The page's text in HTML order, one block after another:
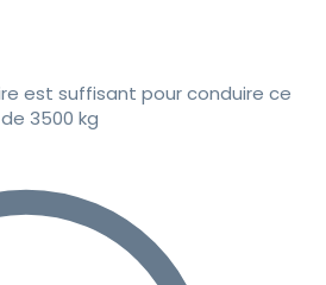
est suffisant pour conduire ce
3500 kg